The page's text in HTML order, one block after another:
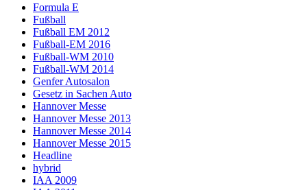
Formula E
Fußball
Fußball EM 2012
Fußball-EM 2016
Fußball-WM 2010
Fußball-WM 2014
Genfer Autosalon
Gesetz in Sachen Auto
Hannover Messe
Hannover Messe 2013
Hannover Messe 2014
Hannover Messe 2015
Headline
hybrid
IAA 2009